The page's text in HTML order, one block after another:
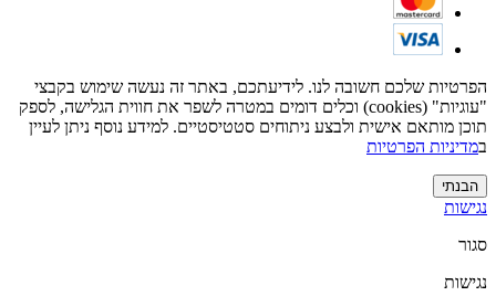
שירות לקוחות
צרו קשר
מפת האתר
תקנון
מדיניות ופרטיות
משלוחים
הפרטיות שלכם חשובה לנו. לידיעתכם, באתר זה נעשה שימוש בקבצי
"עוגיות" (cookies) וכלים דומים במטרה לשפר את חווית הגלישה, לספק
תוכן מותאם אישית ולבצע ניתוחים סטטיסטיים. למידע נוסף ניתן לעיין
במדיניות הפרטיות
הבנתי
נגישות
סגור
נגישות